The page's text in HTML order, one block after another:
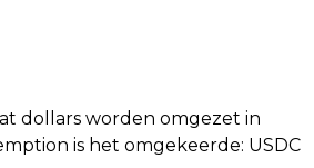
dollars worden omgezet in
is het omgekeerde: USDC